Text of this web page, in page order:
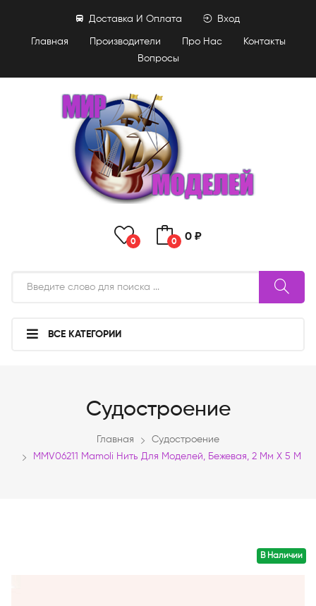
Главная Производители Про Нас
Контакты
Вопросы
Доставка И Оплата Вход
0 0 0 ₽
ВСЕ КАТЕГОРИИ
Судостроение
Главная
Судостроение
MMV06211 Mamoli Нить Для Моделей, Бежевая, 2 Мм Х 5 М
В Наличии